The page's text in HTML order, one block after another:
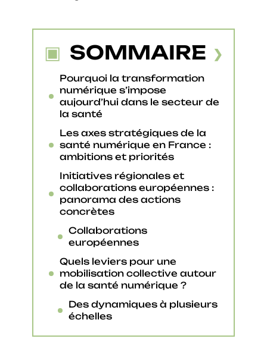
SOMMAIRE
Pourquoi la transformation
numérique s’impose
aujourd’hui dans le secteur de
la santé
Les axes stratégiques de la
santé numérique en France :
ambitions et priorités
Initiatives régionales et
collaborations européennes :
panorama des actions
concrètes
Collaborations
européennes
Quels leviers pour une
mobilisation collective autour
de la santé numérique ?
Des dynamiques à plusieurs
échelles